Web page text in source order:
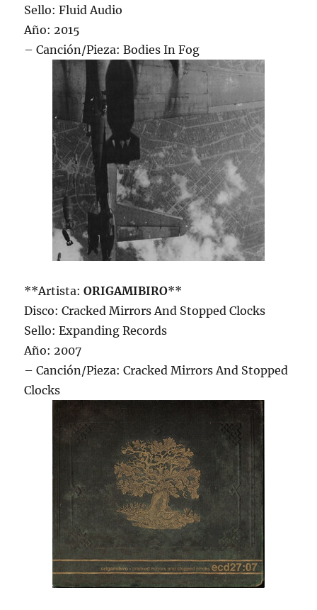
Sello: Fluid Audio
Año: 2015
– Canción/Pieza: Bodies In Fog
**Artista:ORIGAMIBIRO**
Disco: Cracked Mirrors And Stopped Clocks
Sello: Expanding Records
Año: 2007
– Canción/Pieza: Cracked Mirrors And Stopped
Clocks